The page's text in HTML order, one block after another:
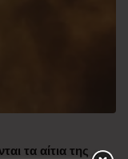
τα αίτια της